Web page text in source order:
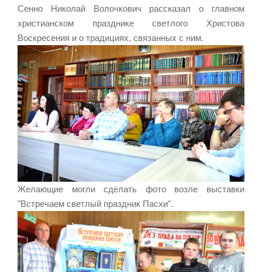
Сенно Николай Волочкович рассказал о главном
христианском празднике светлого Христова
Воскресения и о традициях, связанных с ним.
Желающие могли сделать фото возле выставки
"Встречаем светлый праздник Пасхи".